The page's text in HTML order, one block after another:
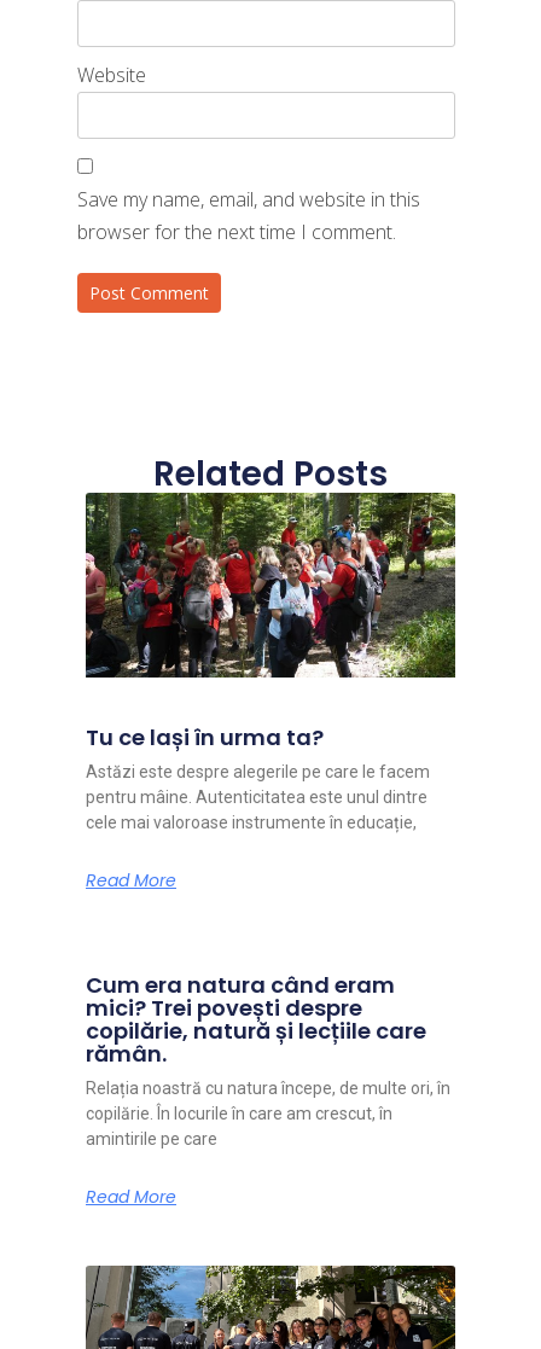
Website
Save my name, email, and website in this
browser for the next time I comment.
Related Posts
Tu ce lași în urma ta?
Astăzi este despre alegerile pe care le facem
pentru mâine. Autenticitatea este unul dintre
cele mai valoroase instrumente în educație,
Read More
Cum era natura când eram
mici? Trei povești despre
copilărie, natură și lecțiile care
rămân.
Relația noastră cu natura începe, de multe ori, în
copilărie. În locurile în care am crescut, în
amintirile pe care
Read More